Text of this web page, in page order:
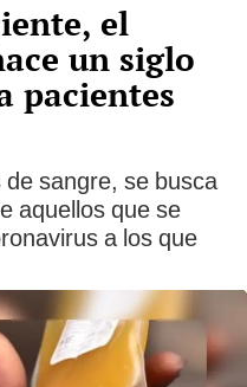
el
un siglo
pacientes
sangre, se busca
aquellos que se
a los que